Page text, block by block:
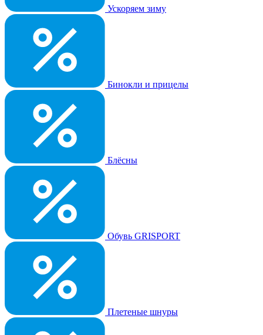
Ускоряем зиму
Бинокли и прицелы
Блёсны
Обувь GRISPORT
Плетеные шнуры